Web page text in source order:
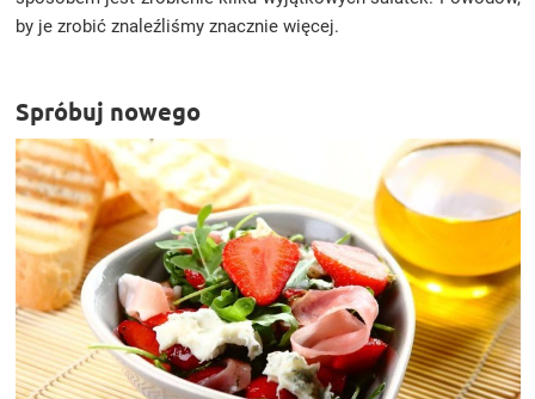
by je zrobić znaleźliśmy znacznie więcej.
Spróbuj nowego